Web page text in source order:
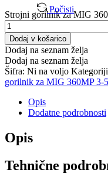
Počisti
Strojni gorilnik za MIG
Dodaj v košarico
Dodaj na seznam želja
Dodaj na seznam želja
Šifra: Ni na voljo
gorilnik za MIG 360MP 3-
Opis
Dodatne podrobnosti
Opis
Tehnične